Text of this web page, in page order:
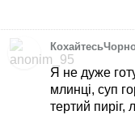
Я не дуже
млинці, суп
тертий